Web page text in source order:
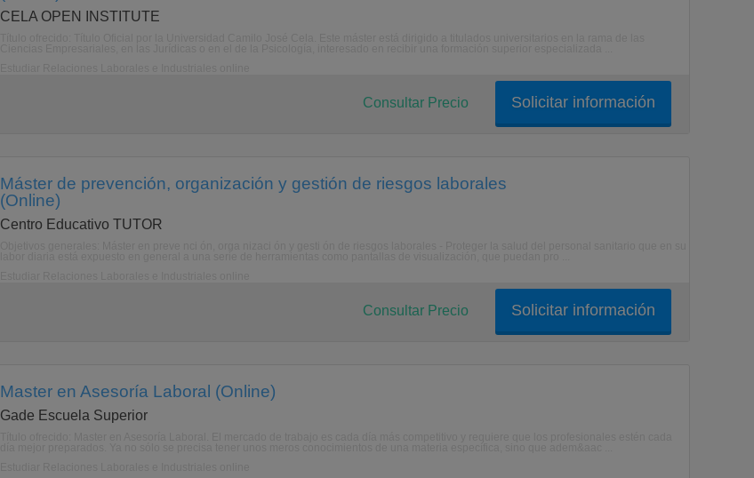
CELA OPEN INSTITUTE
Solicitar información
Consultar Precio
Máster de prevención, organización y gestión de riesgos laborales
(Online)
Centro Educativo TUTOR
Solicitar información
Consultar Precio
Master en Asesoría Laboral (Online)
Gade Escuela Superior